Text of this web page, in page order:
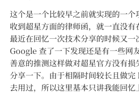
这个是一个比较早之前就实现的一
收到超星方面的律师函，就一直没有
最近在回忆一次技术分享的时候又一
Google 查了一下发现还是有一些网
善意的推测这样做对超星官方没有
分享一下。由于相隔时间较长且做
去用过，所以这里基本只讲我能回忆